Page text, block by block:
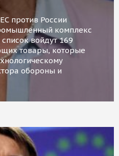
против России
комплекс
войдут 169
товары, которые
обороны и